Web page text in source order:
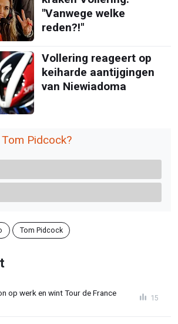
"Vanwege welke
reden?!"
Vollering reageert op
keiharde aantijgingen
van Niewiadoma
Pidcock?
Tom Pidcock
op werk en wint Tour de France
15